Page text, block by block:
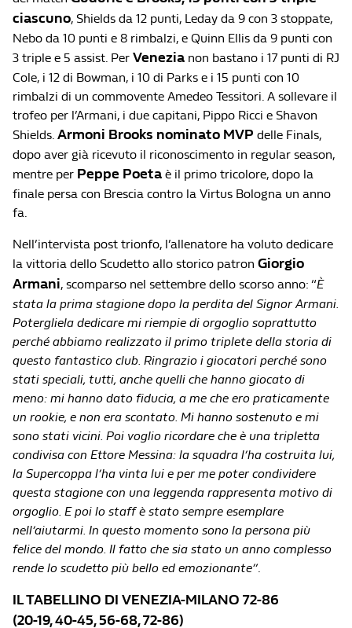
ciascuno, Shields da 12 punti, Leday da 9 con 3 stoppate,
Nebo da 10 punti e 8 rimbalzi, e Quinn Ellis da 9 punti con
3 triple e 5 assist. Per Venezia non bastano i 17 punti di RJ
Cole, i 12 di Bowman, i 10 di Parks e i 15 punti con 10
rimbalzi di un commovente Amedeo Tessitori. A sollevare il
trofeo per l’Armani, i due capitani, Pippo Ricci e Shavon
Shields. Armoni Brooks nominato MVP delle Finals,
dopo aver già ricevuto il riconoscimento in regular season,
mentre per Peppe Poeta è il primo tricolore, dopo la
finale persa con Brescia contro la Virtus Bologna un anno
fa.
Nell’intervista post trionfo, l’allenatore ha voluto dedicare
la vittoria dello Scudetto allo storico patron Giorgio
Armani, scomparso nel settembre dello scorso anno: “È
stata la prima stagione dopo la perdita del Signor Armani.
Potergliela dedicare mi riempie di orgoglio soprattutto
perché abbiamo realizzato il primo triplete della storia di
questo fantastico club. Ringrazio i giocatori perché sono
stati speciali, tutti, anche quelli che hanno giocato di
meno: mi hanno dato fiducia, a me che ero praticamente
un rookie, e non era scontato. Mi hanno sostenuto e mi
sono stati vicini. Poi voglio ricordare che è una tripletta
condivisa con Ettore Messina: la squadra l’ha costruita lui,
la Supercoppa l’ha vinta lui e per me poter condividere
questa stagione con una leggenda rappresenta motivo di
orgoglio. E poi lo staff è stato sempre esemplare
nell’aiutarmi. In questo momento sono la persona più
felice del mondo. Il fatto che sia stato un anno complesso
rende lo scudetto più bello ed emozionante”.
IL TABELLINO DI VENEZIA-MILANO 72-86
(20-19, 40-45, 56-68, 72-86)